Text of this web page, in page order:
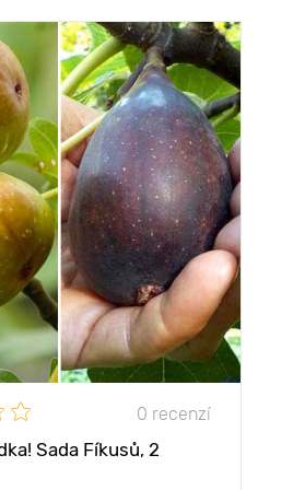
0 recenzí
Sada Fíkusů, 2